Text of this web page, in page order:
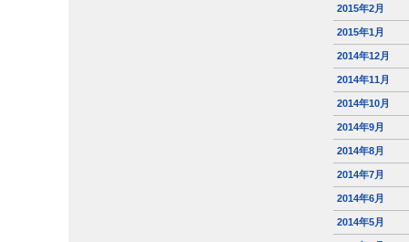
2015年2月
2015年1月
2014年12月
2014年11月
2014年10月
2014年9月
2014年8月
2014年7月
2014年6月
2014年5月